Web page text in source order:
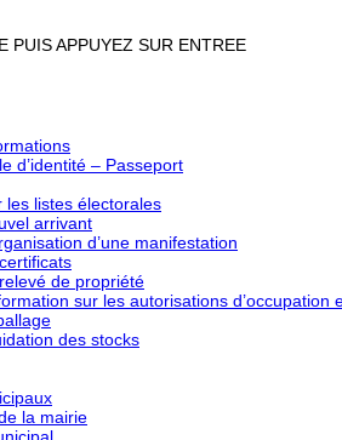
PUIS APPUYEZ SUR ENTREE
d’identité – Passeport
les listes électorales
arrivant
d’une manifestation
de propriété
sur les autorisations d’occupation
des stocks
la mairie